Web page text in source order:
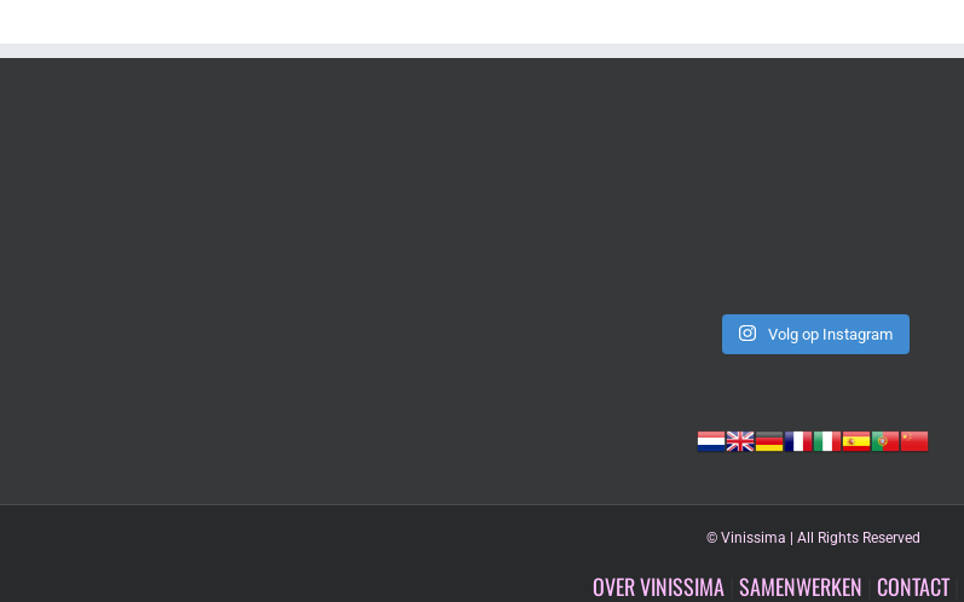
Volg op Instagram
© Vinissima | All Rights Reserved
OVER VINISSIMA SAMENWERKEN CONTACT|